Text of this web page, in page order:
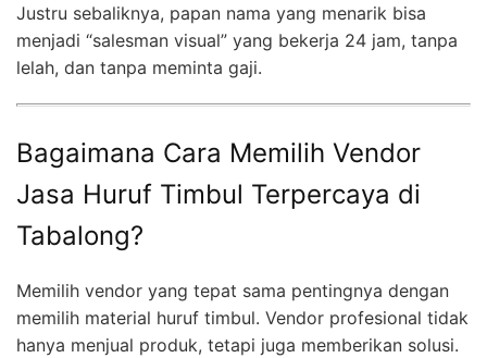
Justru sebaliknya, papan nama yang menarik bisa
menjadi “salesman visual” yang bekerja 24 jam, tanpa
lelah, dan tanpa meminta gaji.
Bagaimana Cara Memilih Vendor
Jasa Huruf Timbul Terpercaya di
Tabalong?
Memilih vendor yang tepat sama pentingnya dengan
memilih material huruf timbul. Vendor profesional tidak
hanya menjual produk, tetapi juga memberikan solusi.